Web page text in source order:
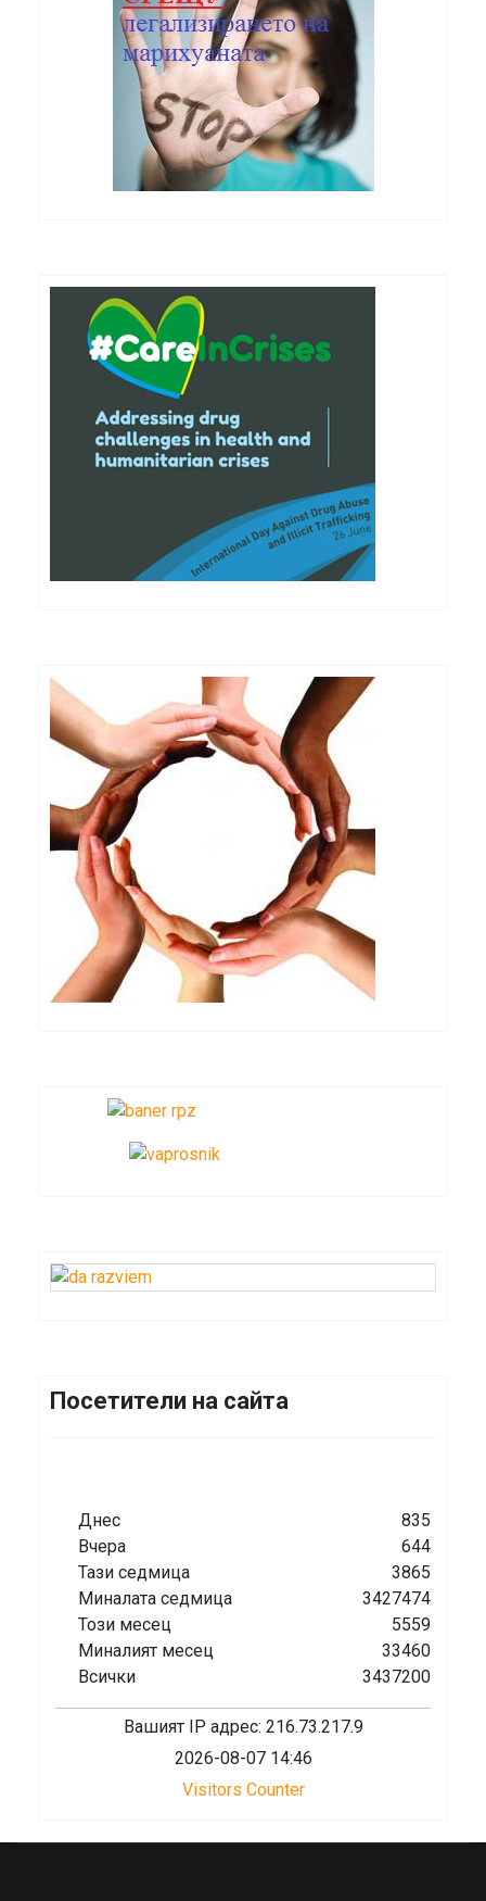
Посетители на сайта
Днес
Вчера
Тази седмица
Миналата седмица
Този месец
Миналият месец
Всички
835
644
3865
3427474
5559
33460
3437200
Вашият IP адрес: 216.73.217.9
2026-08-07 14:46
Visitors Counter